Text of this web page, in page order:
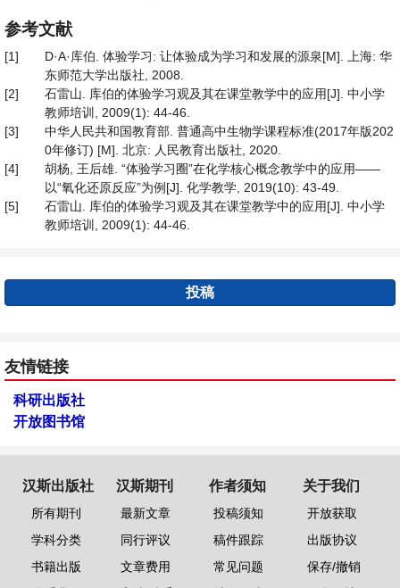
参考文献
[1]
D·A·库伯. 体验学习: 让体验成为学习和发展的源泉[M]. 上海: 华
东师范大学出版社, 2008.
[2]
石雷山. 库伯的体验学习观及其在课堂教学中的应用[J]. 中小学
教师培训, 2009(1): 44-46.
[3]
中华人民共和国教育部. 普通高中生物学课程标准(2017年版202
0年修订) [M]. 北京: 人民教育出版社, 2020.
[4]
胡杨, 王后雄. “体验学习圈”在化学核心概念教学中的应用——
以“氧化还原反应”为例[J]. 化学教学, 2019(10): 43-49.
[5]
石雷山. 库伯的体验学习观及其在课堂教学中的应用[J]. 中小学
教师培训, 2009(1): 44-46.
投稿
友情链接
科研出版社
开放图书馆
汉斯出版社
所有期刊
学科分类
书籍出版
汉斯期刊
最新文章
同行评议
文章费用
作者须知
投稿须知
稿件跟踪
常见问题
关于我们
开放获取
出版协议
保存/撤销